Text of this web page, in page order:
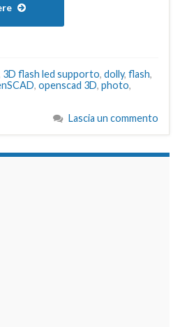
3D flash led supporto, dolly, flash,
, openscad 3D, photo,
Lascia un commento